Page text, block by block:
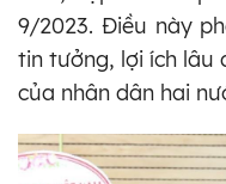
9/2023. Điều này
tin tưởng, lợi ích lâu
của nhân dân hai